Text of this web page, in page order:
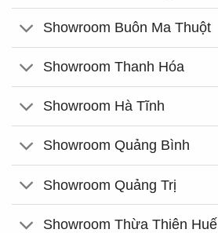
Showroom Buôn Ma Thuột
Showroom Thanh Hóa
Showroom Hà Tĩnh
Showroom Quảng Bình
Showroom Quảng Trị
Showroom Thừa Thiên Huế